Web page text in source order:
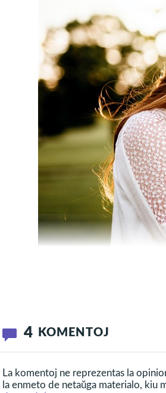
Ĝi okazas, kiam ni sendas al
vigleco. Tiuj potencaj
al la preĝanto, kiel ni vidos
4 KOMENTOJ
La komentoj ne reprezentas la
la enmeto de netaŭga materialo, kiu